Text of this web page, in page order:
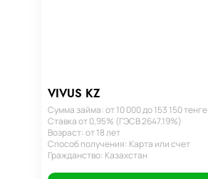
VIVUS KZ
Сумма займа: от 10 000 до 153 150 тенге
Ставка от 0,95% (ГЭСВ 2647.19%)
Возраст: от 18 лет
Способ получения: Карта или счет
Гражданство: Казахстан